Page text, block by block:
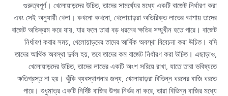
গুরুত্বপূর্ণ। খেলোয়াড়দের উচিত, তাদের সামর্থ্যের মধ্যে একটি বাজেট নির্ধারণ করা
এবং সেই অনুযায়ী খেলা। কখনো কখনো, খেলোয়াড়রা অতিরিক্ত লাভের আশায় তাদের
বাজেট অতিক্রম করে যায়, যার ফলে তারা বড় ধরনের ক্ষতির সম্মুখীন হতে পারে। বাজেট
নির্ধারণ করার সময়, খেলোয়াড়দের তাদের আর্থিক অবস্থা বিবেচনা করা উচিত। যদি
তাদের আর্থিক অবস্থা দুর্বল হয়, তবে তাদের কম বাজেট নির্ধারণ করা উচিত। এছাড়াও,
খেলোয়াড়দের উচিত, তাদের লাভের একটি অংশ সরিয়ে রাখা, যাতে তারা ভবিষ্যতে
ক্ষতিগ্রস্ত না হয়। ঝুঁকি ব্যবস্থাপনার জন্য, খেলোয়াড়রা বিভিন্ন ধরনের বাজি ধরতে
পারে। শুধুমাত্র একটি নির্দিষ্ট বাজির উপর নির্ভর না করে, তারা বিভিন্ন বাজির মধ্যে